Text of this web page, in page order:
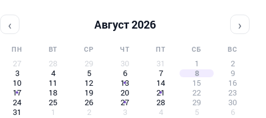
‹ Август 2026 ›
ПН ВТ СР ЧТ ПТ СБ ВС
27 28 29 30 31 1
2
3
4 5 6 7 8
9
10
11 12 13 14 15
16
17
18 19 20 21 22
23
24
25 26 27 28 29
30
31
1 2 3 4 5 6